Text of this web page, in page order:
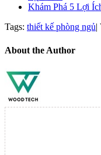
Khám Phá 5 Lợi
Tags: thiết kế phòng ngủ|
About the Author